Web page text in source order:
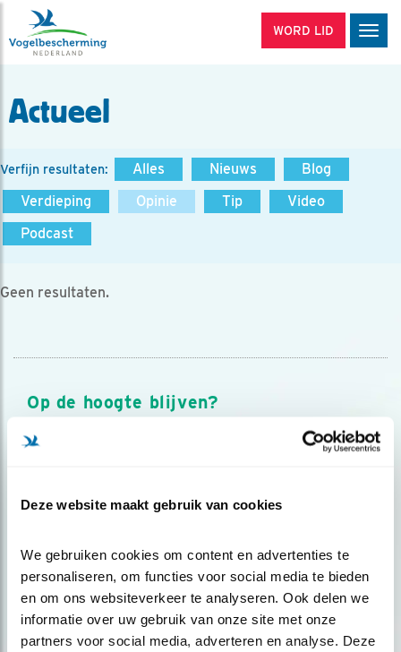
Deze website maakt gebruik van cookies
We gebruiken cookies om content en advertenties te
personaliseren, om functies voor social media te bieden
en om ons websiteverkeer te analyseren. Ook delen we
informatie over uw gebruik van onze site met onze
partners voor social media, adverteren en analyse. Deze
WORD LID
Actueel
Verfijn resultaten: Alles Nieuws
Blog
Verdieping
Opinie Tip
Video
Podcast
Geen resultaten.
Op de hoogte blijven?
Meld je aan en ontvang nieuws, inspiratie, acties en tips
over vogels en activiteiten van Vogelbescherming.